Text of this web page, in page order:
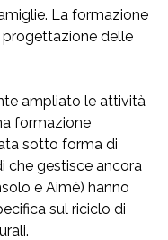
La formazione
progettazione delle
ampliato le attività
formazione
sotto forma di
che gestisce ancora
e Aimè) hanno
sul riciclo di